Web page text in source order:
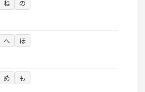
ね の
へ ほ
め も